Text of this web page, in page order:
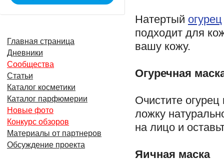
Натертый огурец
подходит для
вашу кожу.
Огуречная
Очистите
ложку
на лицо и
Яичная маска
Главная страница
Дневники
Сообщества
Статьи
Каталог косметики
Каталог парфюмерии
Новые фото
Конкурс обзоров
Материалы от партнеров
Обсуждение проекта